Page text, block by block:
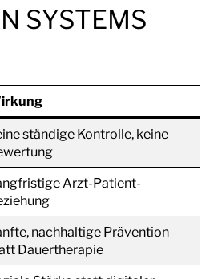
SYSTEMS
ständige Kontrolle, keine
Arzt-Patient-
nachhaltige Prävention
Dauertherapie